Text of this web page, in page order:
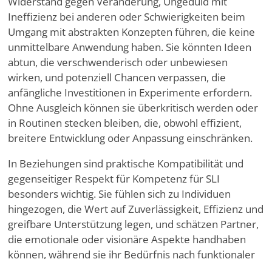
Ineffizienz bei anderen oder Schwierigkeiten beim
Umgang mit abstrakten Konzepten führen, die keine
unmittelbare Anwendung haben. Sie könnten Ideen
abtun, die verschwenderisch oder unbewiesen
wirken, und potenziell Chancen verpassen, die
anfängliche Investitionen in Experimente erfordern.
Ohne Ausgleich können sie überkritisch werden oder
in Routinen stecken bleiben, die, obwohl effizient,
breitere Entwicklung oder Anpassung einschränken.
In Beziehungen sind praktische Kompatibilität und
gegenseitiger Respekt für Kompetenz für SLI
besonders wichtig. Sie fühlen sich zu Individuen
hingezogen, die Wert auf Zuverlässigkeit, Effizienz und
greifbare Unterstützung legen, und schätzen Partner,
die emotionale oder visionäre Aspekte handhaben
können, während sie ihr Bedürfnis nach funktionaler